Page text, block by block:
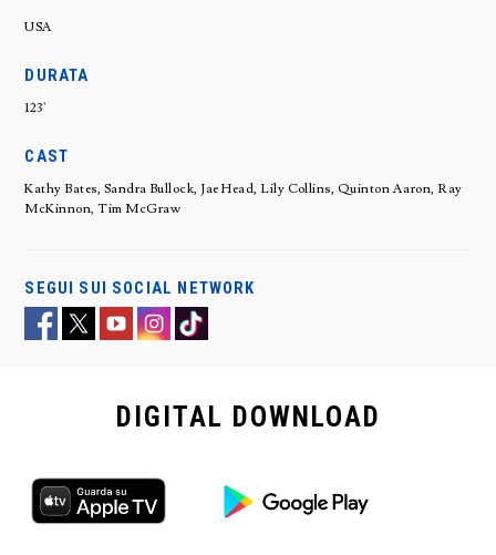
USA
DURATA
123'
CAST
Kathy Bates, Sandra Bullock, Jae Head, Lily Collins, Quinton Aaron, Ray
McKinnon, Tim McGraw
SEGUI SUI SOCIAL NETWORK
DIGITAL DOWNLOAD